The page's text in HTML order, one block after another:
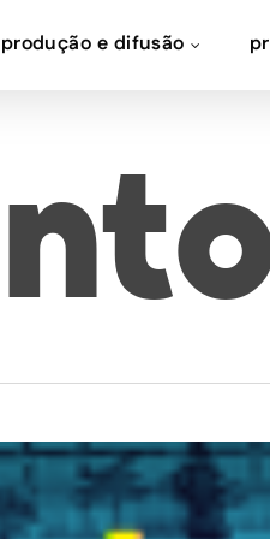
produção e difusão